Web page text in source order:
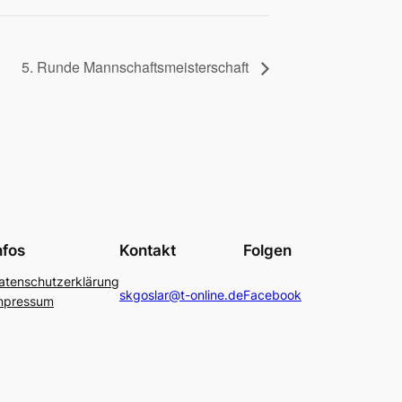
5. Runde Mannschaftsmeisterschaft
Kontakt
skgoslar@t-online.de
Folgen
Facebook